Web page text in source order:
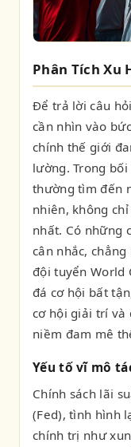
Phân Tích Xu
Để trả lời câu
cần nhìn vào
chính thế giới
lường. Trong
thường tìm đến
nhiên, không
nhất. Có những
cân nhắc,
đội tuyển World
đá cơ hội bất
cơ hội giải trí và
niềm đam mê
Yếu tố vĩ mô
Chính sách lãi
(Fed), tình hình
chính trị như